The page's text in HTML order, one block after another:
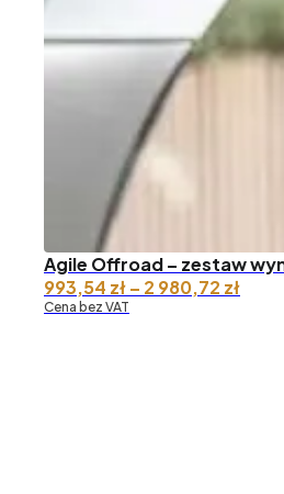
Agile Offroad – zestaw
993,54 zł– 2 980,72 zł
Cena bez VAT